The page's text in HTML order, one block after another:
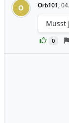
O Orb101,
0
Musst